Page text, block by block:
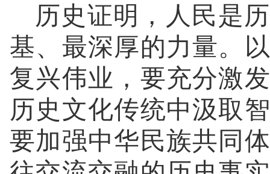
历史证明，人民是
基、最深厚的力量。
复兴伟业，要充分激
历史文化传统中汲取
要加强中华民族共同